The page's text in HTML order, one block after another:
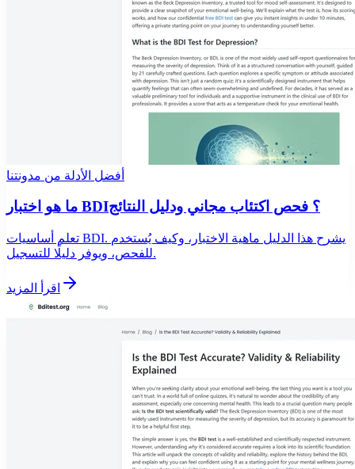
أفضل الأدلة من مدونتنا
ما هو اختبار BDI؟ فحص اكتئاب مجاني ودليل النتائج
تعلم أساسيات BDI. يشرح هذا الدليل ماهية الاختبار، وكيف يُستخدم
للفحص، ويوفر دليلًا للتسجيل.
اقرأ المزيد